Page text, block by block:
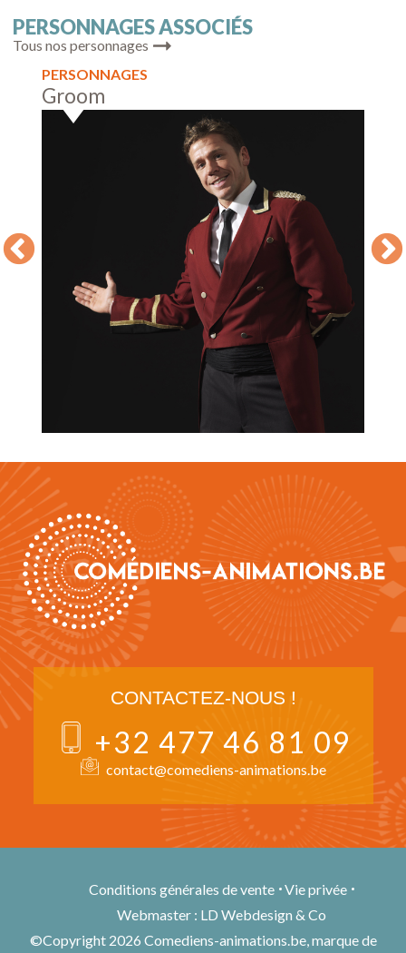
PERSONNAGES ASSOCIÉS
Tous nos personnages
PERSONNAGES
Groom
CONTACTEZ-NOUS !
+32 477 46 81 09
contact@comediens-animations.be
Conditions générales de vente
Vie privée
Webmaster : LD Webdesign & Co
©Copyright 2026 Comediens-animations.be, marque de